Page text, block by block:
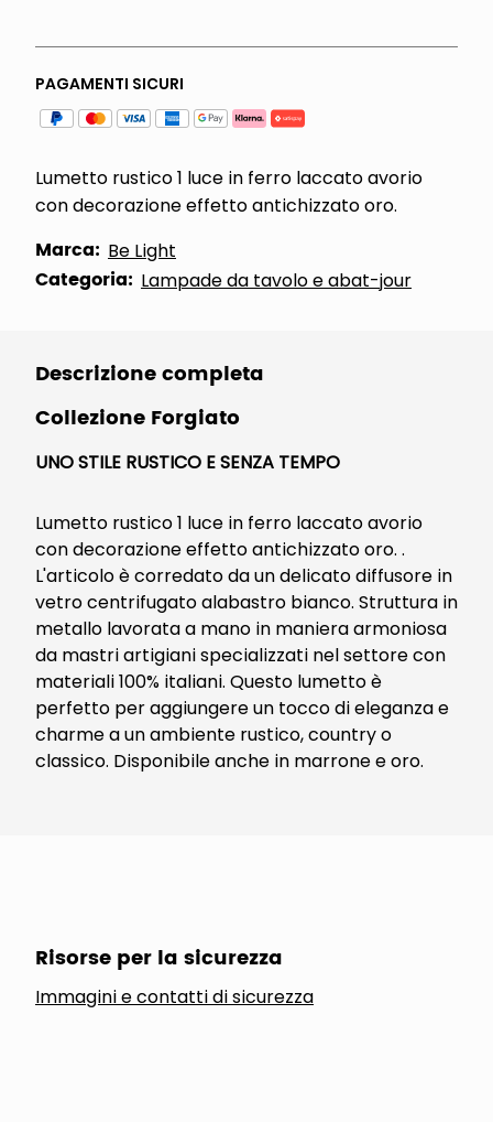
PAGAMENTI SICURI
Lumetto rustico 1 luce in ferro laccato avorio
con decorazione effetto antichizzato oro.
Marca: Be Light
Categoria: Lampade da tavolo e abat-jour
Descrizione completa
Collezione Forgiato
UNO STILE RUSTICO E SENZA TEMPO
Lumetto rustico 1 luce in ferro laccato avorio
con decorazione effetto antichizzato oro. .
L'articolo è corredato da un delicato diffusore in
vetro centrifugato alabastro bianco. Struttura in
metallo lavorata a mano in maniera armoniosa
da mastri artigiani specializzati nel settore con
materiali 100% italiani. Questo lumetto è
perfetto per aggiungere un tocco di eleganza e
charme a un ambiente rustico, country o
classico. Disponibile anche in marrone e oro.
Risorse per la sicurezza
Immagini e contatti di sicurezza